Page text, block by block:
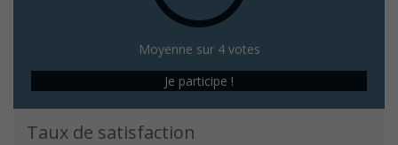
Moyenne sur 4 votes
Je participe !
Taux de satisfaction